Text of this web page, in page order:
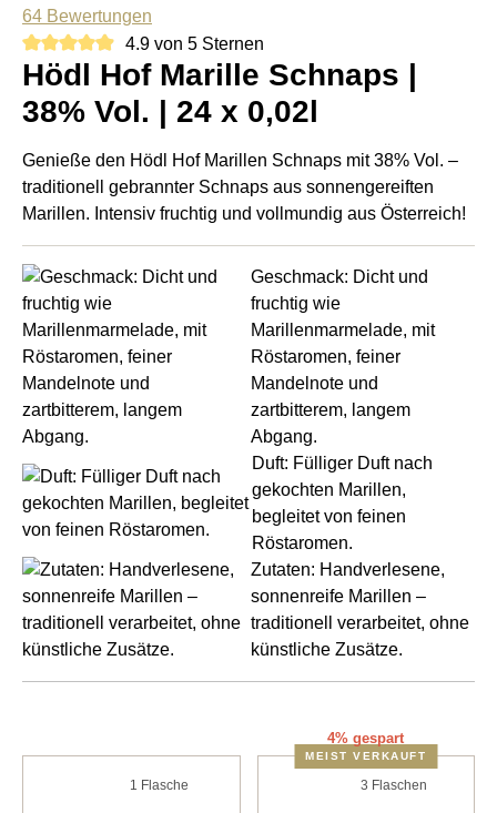
4.9 von 5 Sternen
64 Bewertungen
Hödl Hof Marille Schnaps |
38% Vol. | 24 x 0,02l
Genieße den Hödl Hof Marillen Schnaps mit 38% Vol. –
traditionell gebrannter Schnaps aus sonnengereiften
Marillen. Intensiv fruchtig und vollmundig aus Österreich!
Geschmack: Dicht und
fruchtig wie
Marillenmarmelade, mit
Röstaromen, feiner
Mandelnote und
zartbitterem, langem
Abgang.
Duft: Fülliger Duft nach
gekochten Marillen,
begleitet von feinen
Röstaromen.
Zutaten: Handverlesene,
sonnenreife Marillen –
traditionell verarbeitet, ohne
künstliche Zusätze.
1 Flasche
MEIST VERKAUFT
3 Flaschen
4% gespart